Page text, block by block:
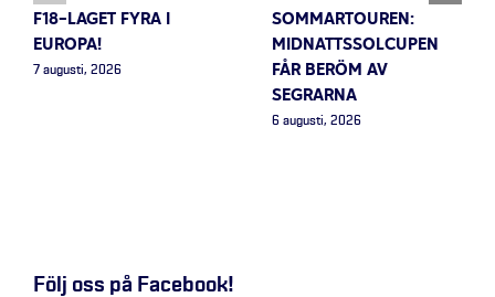
F18-LAGET FYRA I
EUROPA!
7 augusti, 2026
SOMMARTOUREN:
MIDNATTSSOLCUPEN
FÅR BERÖM AV
SEGRARNA
6 augusti, 2026
Följ oss på Facebook!